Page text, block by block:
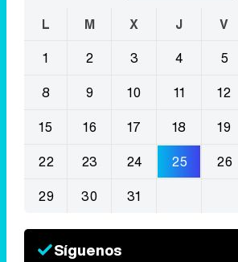
L M X J V
1
2 3 4 5
8
9 10 11 12
15
16 17 18 19
22
23 24 25 26
29
30 31
Síguenos